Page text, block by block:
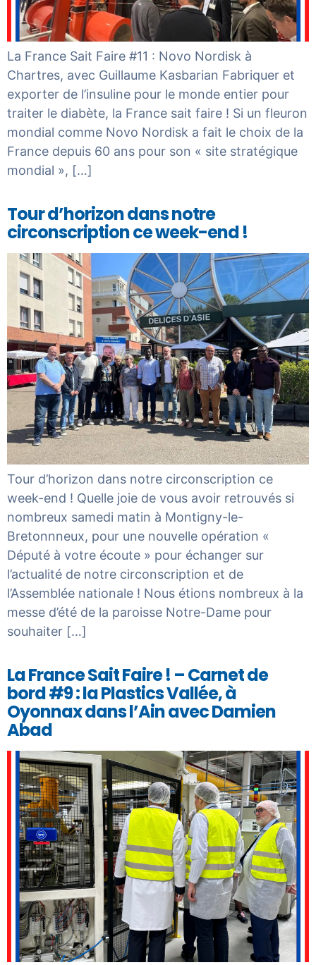
La France Sait Faire #11 : Novo Nordisk à
Chartres, avec Guillaume Kasbarian Fabriquer et
exporter de l’insuline pour le monde entier pour
traiter le diabète, la France sait faire ! Si un fleuron
mondial comme Novo Nordisk a fait le choix de la
France depuis 60 ans pour son « site stratégique
mondial », […]
Tour d’horizon dans notre
circonscription ce week-end !
Tour d’horizon dans notre circonscription ce
week-end ! Quelle joie de vous avoir retrouvés si
nombreux samedi matin à Montigny-le-
Bretonnneux, pour une nouvelle opération «
Député à votre écoute » pour échanger sur
l’actualité de notre circonscription et de
l’Assemblée nationale ! Nous étions nombreux à la
messe d’été de la paroisse Notre-Dame pour
souhaiter […]
La France Sait Faire ! – Carnet de
bord #9 : la Plastics Vallée, à
Oyonnax dans l’Ain avec Damien
Abad